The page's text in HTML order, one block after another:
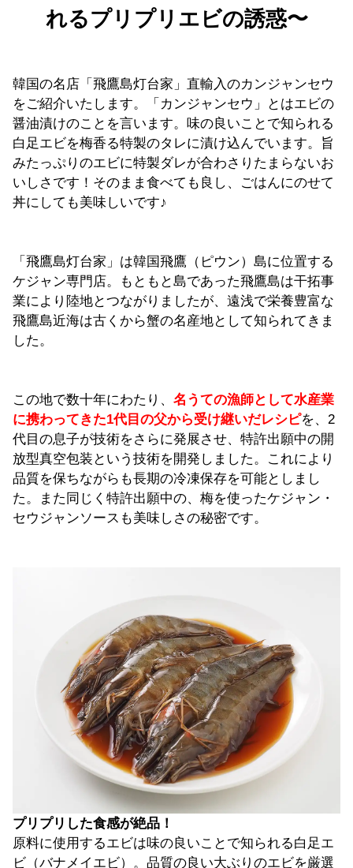
れるプリプリエビの誘惑〜
韓国の名店「飛鷹島灯台家」直輸入のカンジャンセウ
をご紹介いたします。「カンジャンセウ」とはエビの
醤油漬けのことを言います。味の良いことで知られる
白足エビを梅香る特製のタレに漬け込んでいます。旨
みたっぷりのエビに特製ダレが合わさりたまらないお
いしさです！そのまま食べても良し、ごはんにのせて
丼にしても美味しいです♪
「飛鷹島灯台家」は韓国飛鷹（ピウン）島に位置する
ケジャン専門店。もともと島であった飛鷹島は干拓事
業により陸地とつながりましたが、遠浅で栄養豊富な
飛鷹島近海は古くから蟹の名産地として知られてきま
した。
この地で数十年にわたり、 名うての漁師として水産業
に携わってきた1代目の父から受け継いだレシピを、2
代目の息子が技術をさらに発展させ、特許出願中の開
放型真空包装という技術を開発しました。これにより
品質を保ちながらも長期の冷凍保存を可能としまし
た。また同じく特許出願中の、梅を使ったケジャン・
セウジャンソースも美味しさの秘密です。
プリプリした食感が絶品！
原料に使用するエビは味の良いことで知られる白足エ
ビ（バナメイエビ）。品質の良い大ぶりのエビを厳選